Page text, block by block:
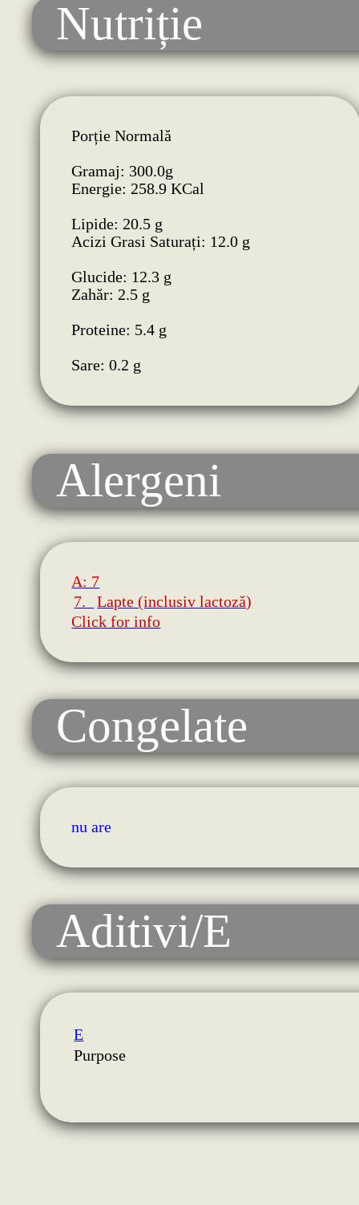
Nutriție
Porție Normală
Gramaj: 300.0g
Energie: 258.9 KCal
Lipide: 20.5 g
Acizi Grasi Saturați: 12.0 g
Glucide: 12.3 g
Zahăr: 2.5 g
Proteine: 5.4 g
Sare: 0.2 g
Alergeni
A: 7
7.
Lapte (inclusiv lactoză)
Click for info
Congelate
nu are
Aditivi/E
E
Purpose